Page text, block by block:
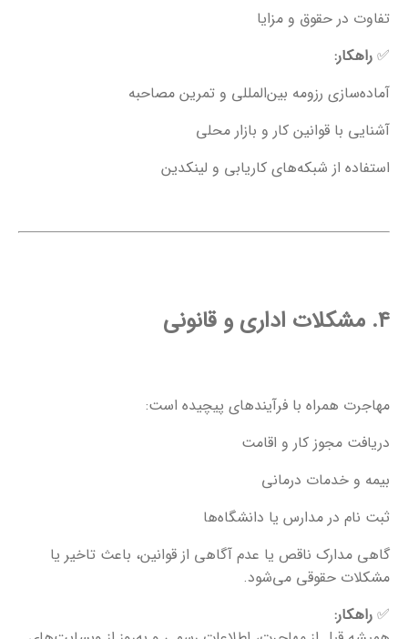
تفاوت در حقوق و مزایا
✅ راهکار:
آماده‌سازی رزومه بین‌المللی و تمرین مصاحبه
آشنایی با قوانین کار و بازار محلی
استفاده از شبکه‌های کاریابی و لینکدین
۴. مشکلات اداری و قانونی
مهاجرت همراه با فرآیندهای پیچیده است:
دریافت مجوز کار و اقامت
بیمه و خدمات درمانی
ثبت نام در مدارس یا دانشگاه‌ها
گاهی مدارک ناقص یا عدم آگاهی از قوانین، باعث تاخیر یا
مشکلات حقوقی می‌شود.
✅ راهکار: